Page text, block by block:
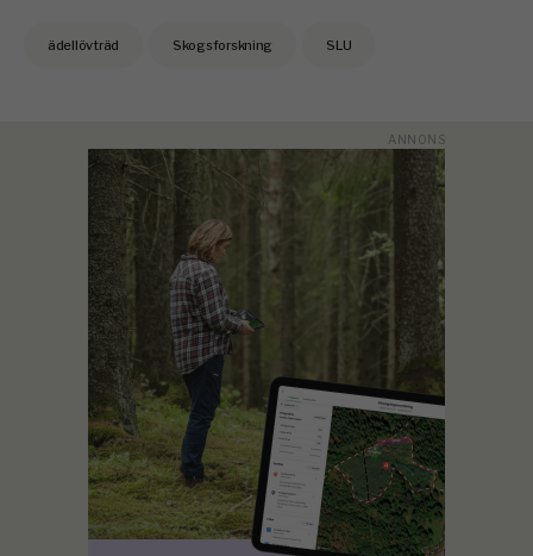
ädellövträd Skogsforskning SLU